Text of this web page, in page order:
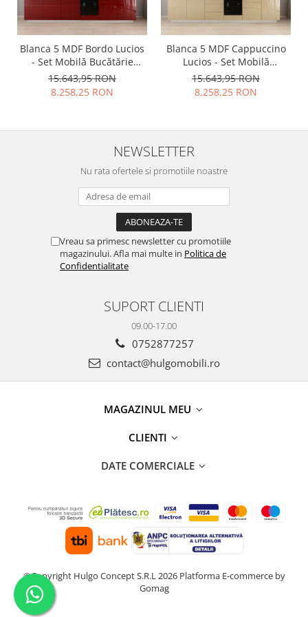
Blanca 5 MDF Bordo Lucios
- Set Mobilă Bucătărie
Modulară Modernă MDF
3.6m Premium
Configurabilă deschidere
15.643,95 RON
8.258,25 RON
Blanca 5 MDF Cappuccino
Lucios - Set Mobilă
Bucătărie Modulară
Modernă MDF 3.6m
Premium Configurabilă
15.643,95 RON
8.258,25 RON
NEWSLETTER
Nu rata ofertele si promotiile noastre
Vreau sa primesc newsletter cu promotiile
magazinului. Afla mai multe in Politica de
Confidentialitate
SUPORT CLIENTI
09.00-17.00
0752877257
contact@hulgomobili.ro
MAGAZINUL MEU
CLIENTI
DATE COMERCIALE
©Copyright Hulgo Concept S.R.L 2026 Platforma E-commerce by
Gomag